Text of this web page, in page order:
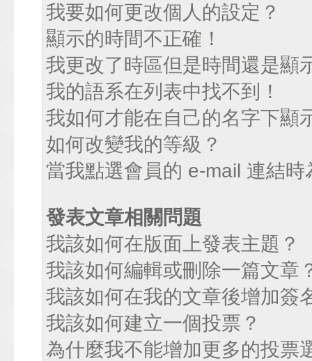
我要如何更改個人的設定？
顯示的時間不正確！
我更改了時區但是時間還是顯
我的語系在列表中找不到！
我如何才能在自己的名字下顯
如何改變我的等級？
當我點選會員的 e-mail 連結
發表文章相關問題
我該如何在版面上發表主題？
我該如何編輯或刪除一篇文章
我該如何在我的文章後增加簽
我該如何建立一個投票？
為什麼我不能增加更多的投票